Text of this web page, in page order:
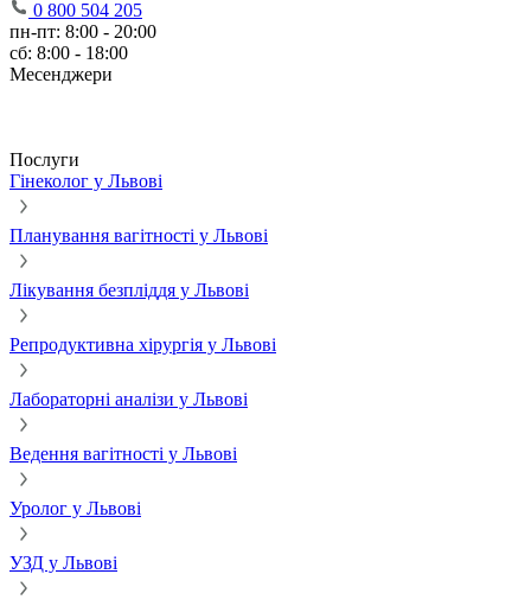
0 800 504 205
пн-пт: 8:00 - 20:00
сб: 8:00 - 18:00
Месенджери
Послуги
Гінеколог у Львові
Планування вагітності у Львові
Лікування безпліддя у Львові
Репродуктивна хірургія у Львові
Лабораторні аналізи у Львові
Ведення вагітності у Львові
Уролог у Львові
УЗД у Львові